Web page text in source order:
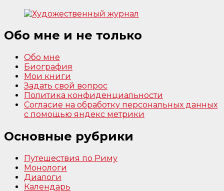
Обо мне и не только
Обо мне
Биография
Мои книги
Задать свой вопрос
Политика конфиденциальности
Согласие на обработку персональных данных
с помощью яндекс метрики
Основные рубрики
Путешествия по Риму
Монологи
Диалоги
Календарь